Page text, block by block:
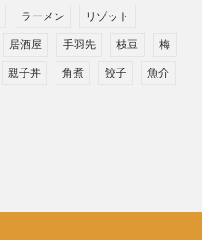
ラーメン リゾット
居酒屋 手羽先 枝豆 梅
親子丼 角煮 餃子 魚介